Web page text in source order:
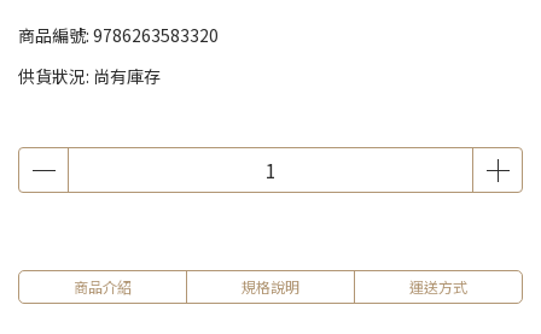
商品編號: 9786263583320
供貨狀況: 尚有庫存
商品介紹 規格說明 運送方式